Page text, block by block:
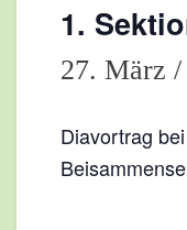
1.
27. März /
Diavortrag